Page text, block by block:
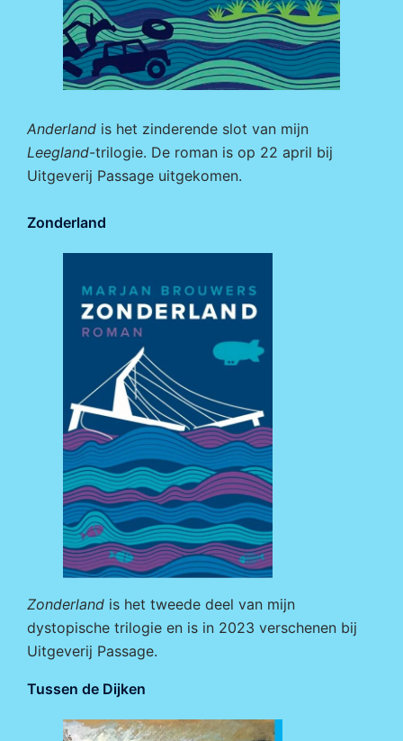
Anderland is het zinderende slot van mijn
Leegland-trilogie. De roman is op 22 april bij
Uitgeverij Passage uitgekomen.
Zonderland
Zonderland is het tweede deel van mijn
dystopische trilogie en is in 2023 verschenen bij
Uitgeverij Passage.
Tussen de Dijken